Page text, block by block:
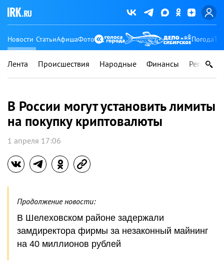
Новости СтатьиАфишаФото Погода
Лента Происшествия Народные Финансы Регионы
В России могут установить лимиты
на покупку криптовалюты
1 апреля 17:06
Продолжение новости:
В Шелеховском районе задержали
замдиректора фирмы за незаконный майнинг
на 40 миллионов рублей